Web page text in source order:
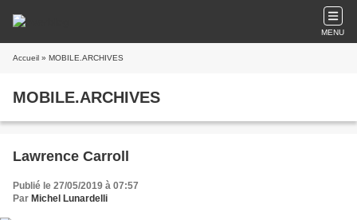
MENU
Accueil » MOBILE.ARCHIVES
MOBILE.ARCHIVES
Lawrence Carroll
Publié le 27/05/2019 à 07:57
Par Michel Lunardelli